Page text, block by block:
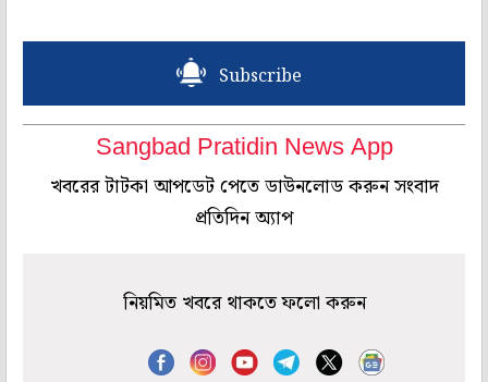
Subscribe
Sangbad Pratidin News App
খবরের টাটকা আপডেট পেতে ডাউনলোড করুন সংবাদ
প্রতিদিন অ্যাপ
নিয়মিত খবরে থাকতে ফলো করুন